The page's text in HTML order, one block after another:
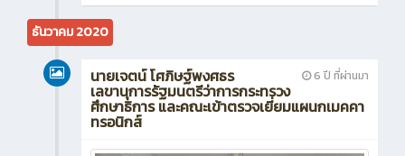
ธันวาคม 2020
6 ปี ที่ผ่านมา
นายเจตน์ โศภิษฐ์พงศธร
เลขานุการรัฐมนตรีว่าการกระทรวง
ศึกษาธิการ และคณะเข้าตรวจเยี่ยมแผนกเมคคา
ทรอนิกส์